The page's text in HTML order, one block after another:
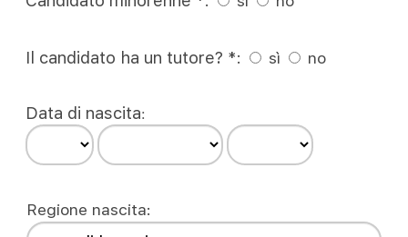
Il candidato ha un tutore? *: sì no
Data di nascita:
Regione nascita: